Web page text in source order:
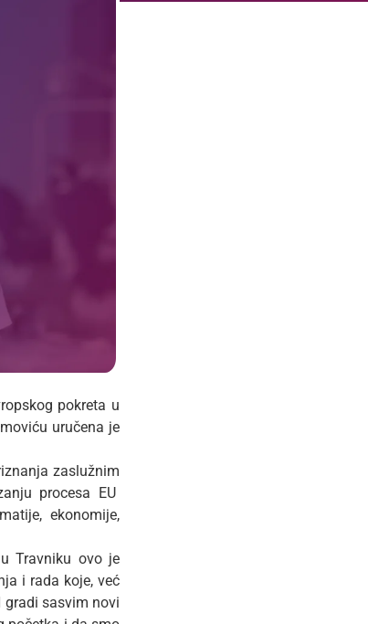
pokreta u
uručena je
zaslužnim
procesa EU
ekonomije,
Travniku ovo je
i rada koje, već
gradi sasvim novi